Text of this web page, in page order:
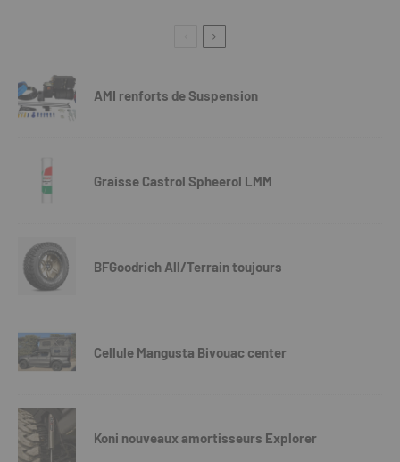
AMI renforts de Suspension
Graisse Castrol Spheerol LMM
BFGoodrich All/Terrain toujours
Cellule Mangusta Bivouac center
Koni nouveaux amortisseurs Explorer